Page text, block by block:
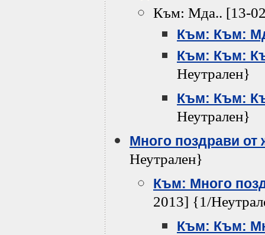
Към: Мда.. [13-
Към: Към:
Към: Към:
Неутрален}
Към: Към:
Неутрален}
Много поздрави от
Неутрален}
Към: Много
2013] {1/
Към: Към: